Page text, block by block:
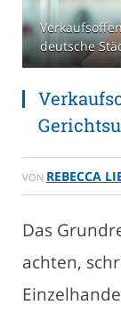
deutsche
VON REBECCA
Das
achten,